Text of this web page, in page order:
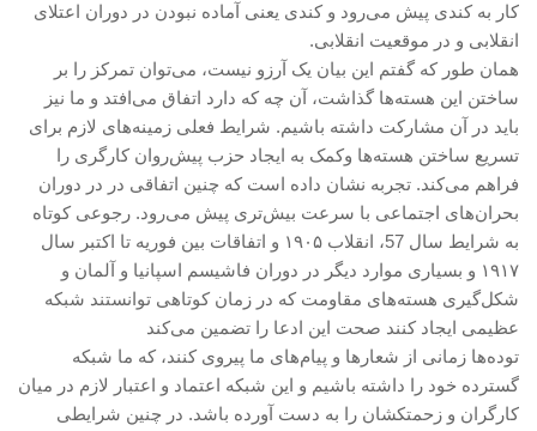
کار به کندی پیش می‌رود و کندی یعنی آماده نبودن در دوران اعتلای
انقلابی و در موقعیت انقلابی.
همان‌ طور که گفتم این بیان یک آرزو نیست، می‌توان تمرکز را بر
ساختن این هسته‌ها گذاشت، آن چه که دارد اتفاق می‌افتد و ما نیز
باید در آن مشارکت داشته باشیم. شرایط فعلی زمینه‌های لازم برای
تسریع ساختن هسته‌ها وکمک به ایجاد حزب پیش‌روان کارگری را
فراهم می‌کند. تجربه نشان داده است که چنین اتفاقی در در دوران
بحران‌های اجتماعی با سرعت بیش‌تری پیش می‌رود. رجوعی کوتاه
به شرایط سال 57، انقلاب ۱۹۰۵ و اتفاقات بین فوریه تا اکتبر سال
۱۹۱۷ و بسیاری موارد دیگر در دوران فاشیسم اسپانیا و آلمان و
شکل‌گیری هسته‌های مقاومت که در زمان کوتاهی توانستند شبکه
عظیمی ایجاد کنند صحت این ادعا را تضمین می‌کند
توده‌ها زمانی از شعارها و پیام‌های ما پیروی کنند، که ما شبکه
گسترده خود را داشته باشیم و این شبکه اعتماد و اعتبار لازم در میان
کارگران و زحمتکشان را به دست آورده باشد. در چنین شرایطی